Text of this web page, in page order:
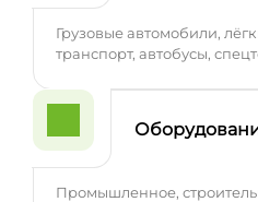
Грузовые автомобили,
транспорт, автобусы,
Промышленное,